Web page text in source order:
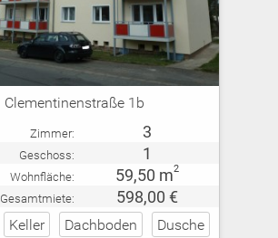
Clementinenstraße 1b
Zimmer: 3
Geschoss: 1
Wohnfläche: 59,50 m2
Gesamtmiete: 598,00 €
Keller Dachboden
Dusche